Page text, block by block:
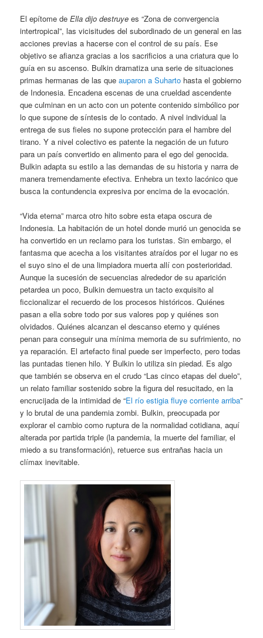
El epítome deElla dijo destruye es “Zona de convergencia
intertropical”, las vicisitudes del subordinado de un general en las
acciones previas a hacerse con el control de su país. Ese
objetivo se afianza gracias a los sacrificios a una criatura que lo
guía en su ascenso. Bulkin dramatiza una serie de situaciones
primas hermanas de las queauparon a Suharto hasta el gobierno
de Indonesia. Encadena escenas de una crueldad ascendente
que culminan en un acto con un potente contenido simbólico por
lo que supone de síntesis de lo contado. A nivel individual la
entrega de sus fieles no supone protección para el hambre del
tirano. Y a nivel colectivo es patente la negación de un futuro
para un país convertido en alimento para el ego del genocida.
Bulkin adapta su estilo a las demandas de su historia y narra de
manera tremendamente efectiva. Enhebra un texto lacónico que
busca la contundencia expresiva por encima de la evocación.
“Vida eterna” marca otro hito sobre esta etapa oscura de
Indonesia. La habitación de un hotel donde murió un genocida se
ha convertido en un reclamo para los turistas. Sin embargo, el
fantasma que acecha a los visitantes atraídos por el lugar no es
el suyo sino el de una limpiadora muerta allí con posterioridad.
Aunque la sucesión de secuencias alrededor de su aparición
petardea un poco, Bulkin demuestra un tacto exquisito al
ficcionalizar el recuerdo de los procesos históricos. Quiénes
pasan a ella sobre todo por sus valores pop y quiénes son
olvidados. Quiénes alcanzan el descanso eterno y quiénes
penan para conseguir una mínima memoria de su sufrimiento, no
ya reparación. El artefacto final puede ser imperfecto, pero todas
las puntadas tienen hilo. Y Bulkin lo utiliza sin piedad. Es algo
que también se observa en el crudo “Las cinco etapas del duelo”,
un relato familiar sostenido sobre la figura del resucitado, en la
encrucijada de la intimidad de “El río estigia fluye corriente arriba”
y lo brutal de una pandemia zombi. Bulkin, preocupada por
explorar el cambio como ruptura de la normalidad cotidiana, aquí
alterada por partida triple (la pandemia, la muerte del familiar, el
miedo a su transformación), retuerce sus entrañas hacia un
clímax inevitable.